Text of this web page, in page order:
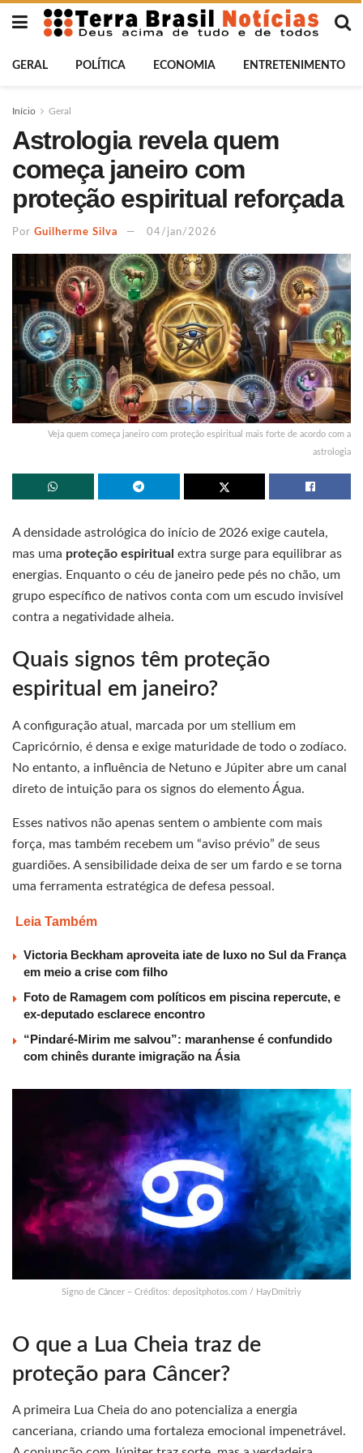
GERAL POLÍTICA ECONOMIA ENTRETENIMENTO
Início Geral
Astrologia revela quem
começa janeiro com
proteção espiritual reforçada
Por Guilherme Silva 04/jan/2026
Veja quem começa janeiro com proteção espiritual mais forte de acordo com a
astrologia
A densidade astrológica do início de 2026 exige cautela,
mas uma proteção espiritual extra surge para equilibrar as
energias. Enquanto o céu de janeiro pede pés no chão, um
grupo específico de nativos conta com um escudo invisível
contra a negatividade alheia.
Quais signos têm proteção
espiritual em janeiro?
A configuração atual, marcada por um stellium em
Capricórnio, é densa e exige maturidade de todo o zodíaco.
No entanto, a influência de Netuno e Júpiter abre um canal
direto de intuição para os signos do elemento Água.
Esses nativos não apenas sentem o ambiente com mais
força, mas também recebem um “aviso prévio” de seus
guardiões. A sensibilidade deixa de ser um fardo e se torna
uma ferramenta estratégica de defesa pessoal.
Leia Também
Victoria Beckham aproveita iate de luxo no Sul da França
em meio a crise com filho
Foto de Ramagem com políticos em piscina repercute, e
ex-deputado esclarece encontro
“Pindaré-Mirim me salvou”: maranhense é confundido
com chinês durante imigração na Ásia
Signo de Câncer – Créditos: depositphotos.com / HayDmitriy
O que a Lua Cheia traz de
proteção para Câncer?
A primeira Lua Cheia do ano potencializa a energia
canceriana, criando uma fortaleza emocional impenetrável.